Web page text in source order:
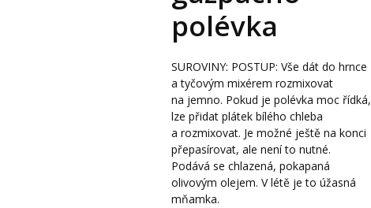
polévka
SUROVINY: POSTUP: Vše dát do hrnce
a tyčovým mixérem rozmixovat
na jemno. Pokud je polévka moc řídká,
lze přidat plátek bílého chleba
a rozmixovat. Je možné ještě na konci
přepasírovat, ale není to nutné.
Podává se chlazená, pokapaná
olivovým olejem. V létě je to úžasná
mňamka.